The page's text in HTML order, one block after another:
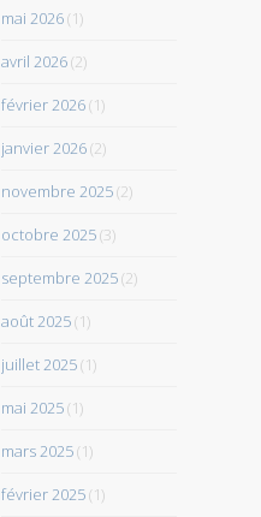
mai 2026(1)
avril 2026(2)
février 2026(1)
janvier 2026(2)
novembre 2025(2)
octobre 2025(3)
septembre 2025(2)
août 2025(1)
juillet 2025(1)
mai 2025(1)
mars 2025(1)
février 2025(1)